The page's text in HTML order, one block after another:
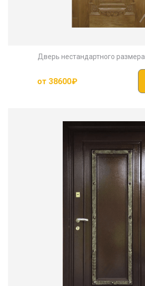
Дверь нестандартного размера
от 38600₽